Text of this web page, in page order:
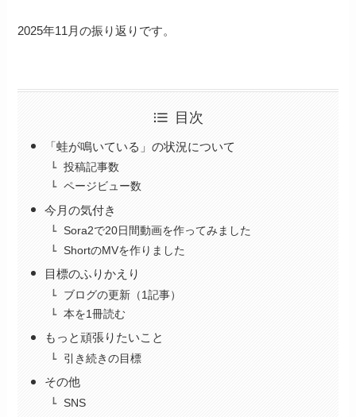
2025年11月の振り返りです。
目次
「蛙が鳴いている」の状況について
投稿記事数
ページビュー数
今月の気付き
Sora2で20日間動画を作ってみました
ShortのMVを作りました
目標のふりかえり
ブログの更新（1記事）
本を1冊読む
もっと頑張りたいこと
引き続きの目標
その他
SNS